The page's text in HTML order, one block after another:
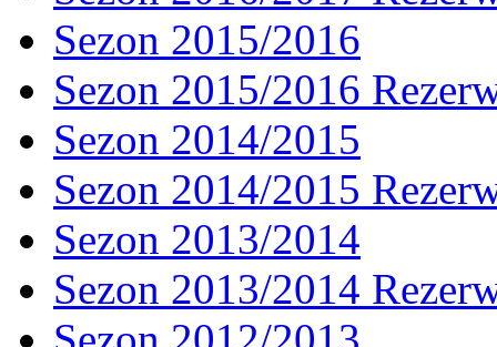
Sezon 2015/2016
Sezon 2015/2016
Sezon 2014/2015
Sezon 2014/2015
Sezon 2013/2014
Sezon 2013/2014